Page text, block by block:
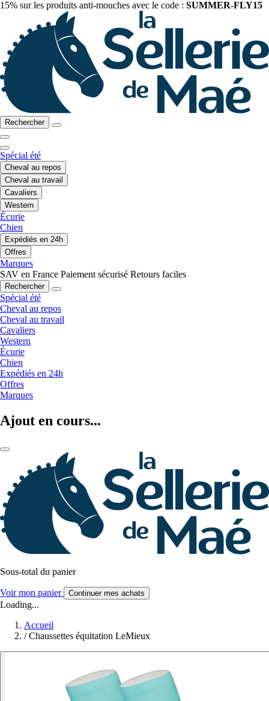
15% sur les produits anti-mouches avec le code : SUMMER-FLY15
Rechercher
Spécial été
Cheval au repos
Cheval au travail
Cavaliers
Western
Écurie
Chien
Expédiés en 24h
Offres
Marques
SAV en France Paiement sécurisé Retours faciles
Rechercher
Spécial été
Cheval au repos
Cheval au travail
Cavaliers
Western
Écurie
Chien
Expédiés en 24h
Offres
Marques
Ajout en cours...
Sous-total du panier
Voir mon panier Continuer mes achats
Loading...
Accueil
/ Chaussettes équitation LeMieux